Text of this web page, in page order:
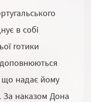
в собі
готики
що надає йому
За наказом Дона